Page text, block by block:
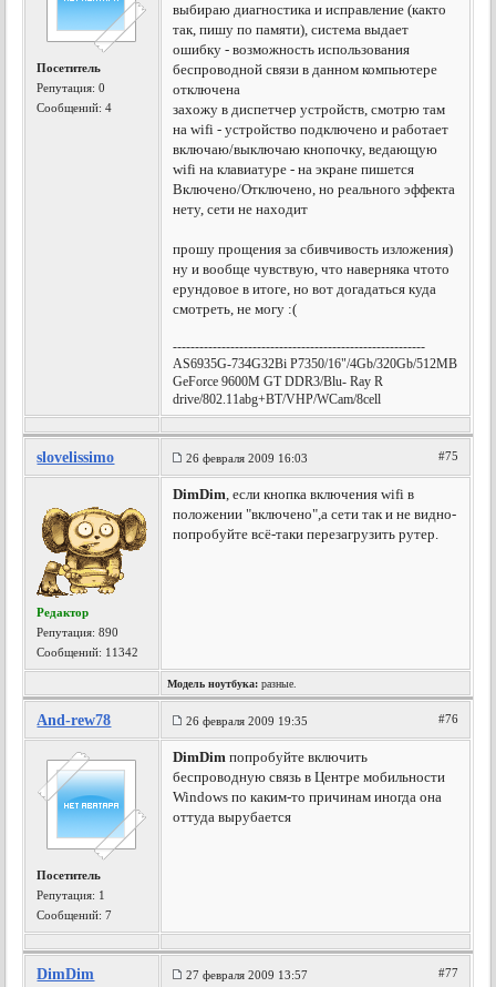
Посетитель
Репутация:0
Сообщений: 4
выбираю диагностика и исправление (както
так, пишу по памяти), система выдает
ошибку - возможность использования
беспроводной связи в данном компьютере
отключена
захожу в диспетчер устройств, смотрю там
на wifi - устройство подключено и работает
включаю/выключаю кнопочку, ведающую
wifi на клавиатуре - на экране пишется
Включено/Отключено, но реального эффекта
нету, сети не находит
прошу прощения за сбивчивость изложения)
ну и вообще чувствую, что наверняка чтото
ерундовое в итоге, но вот догадаться куда
смотреть, не могу :(
---------------------------------------------------------
AS6935G-734G32Bi P7350/16"/4Gb/320Gb/512MB
GeForce 9600M GT DDR3/Blu- Ray R
drive/802.11abg+BT/VHP/WCam/8cell
slovelissimo 26 февраля 2009 16:03 #75
Редактор
Репутация:890
Сообщений: 11342
DimDim, если кнопка включения wifi в
положении "включено",а сети так и не видно-
попробуйте всё-таки перезагрузить рутер.
Модель ноутбука: разные.
And-rew78 26 февраля 2009 19:35 #76
Посетитель
Репутация: 1
Сообщений: 7
DimDim попробуйте включить
беспроводную связь в Центре мобильности
Windows по каким-то причинам иногда она
оттуда вырубается
DimDim 27 февраля 2009 13:57 #77